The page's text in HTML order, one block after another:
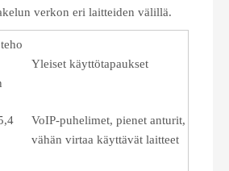
verkon eri laitteiden välillä.
Yleiset käyttötapaukset
VoIP-puhelimet, pienet anturit,
vähän virtaa käyttävät laitteet